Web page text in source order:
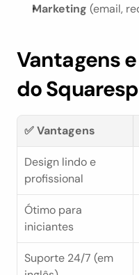
Marketing (email,
Vantagens
do
✅ Vantagens
Design lindo e
profissional
Ótimo para
iniciantes
Suporte 24/7 (em